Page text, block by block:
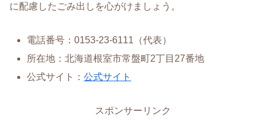
に配慮したごみ出しを心がけましょう。
電話番号：0153-23-6111（代表）
所在地：北海道根室市常盤町2丁目27番地
公式サイト：公式サイト
スポンサーリンク